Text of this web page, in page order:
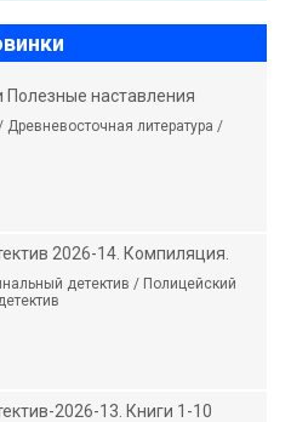
наставления
Древневосточная литература /
2026-14. Компиляция.
детектив / Полицейский
2026-13. Книги 1-10